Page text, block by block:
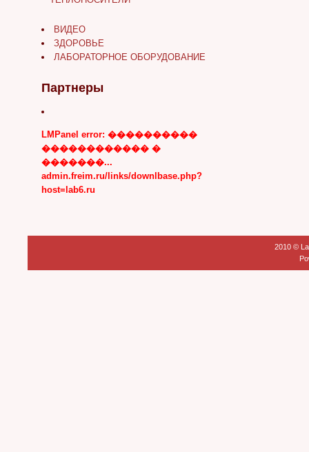
ВИДЕО
ЗДОРОВЬЕ
ЛАБОРАТОРНОЕ ОБОРУДОВАНИЕ
Партнеры
LMPanel error: ����������
������������ �
�������...
admin.freim.ru/links/downlbase.php?
host=lab6.ru
2010 ©